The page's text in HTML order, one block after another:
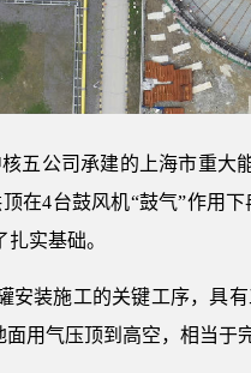
核五公司承建的上海市重
在4台鼓风机“鼓气”作用
实基础。
安装施工的关键工序，具
用气压顶到高空，相当于